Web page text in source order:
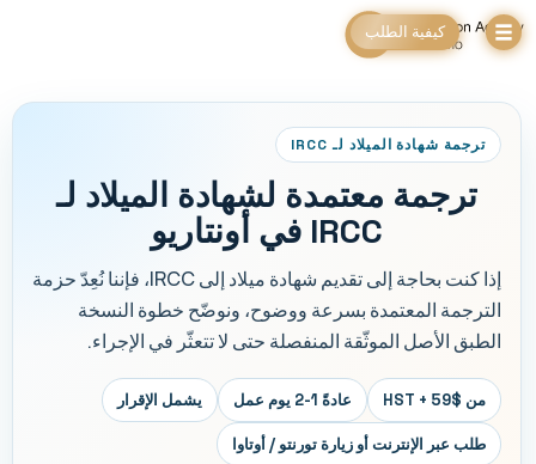
كيفية الطلب
ترجمة شهادة الميلاد لـ IRCC
ترجمة معتمدة لشهادة الميلاد لـ
IRCC في أونتاريو
إذا كنت بحاجة إلى تقديم شهادة ميلاد إلى IRCC، فإننا نُعِدّ حزمة
الترجمة المعتمدة بسرعة ووضوح، ونوضّح خطوة النسخة
الطبق الأصل الموثّقة المنفصلة حتى لا تتعثّر في الإجراء.
من $59 + HST عادةً 1-2 يوم عمل يشمل الإقرار
طلب عبر الإنترنت أو زيارة تورنتو / أوتاوا